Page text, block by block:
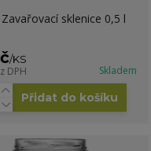
sklenice 0,5 l
/KS
DPH Skladem
Přidat do košíku